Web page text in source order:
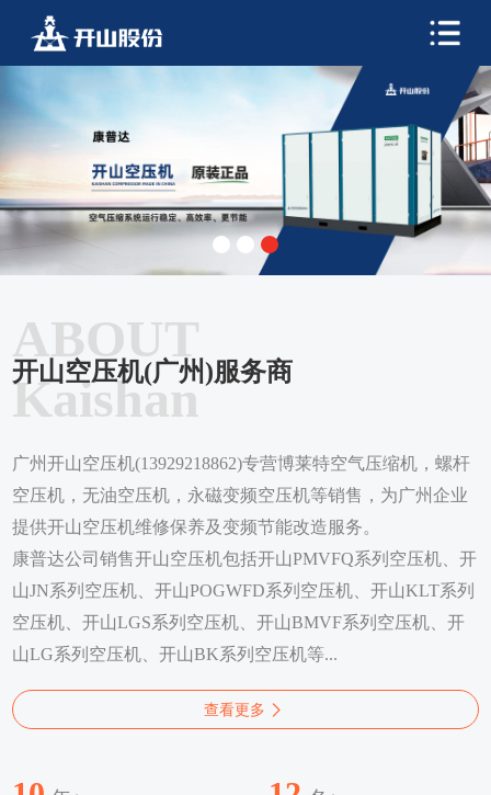
ABOUT
Kaishan
开山空压机(广州)服务商
广州开山空压机(13929218862)专营博莱特空气压缩机，螺杆
空压机，无油空压机，永磁变频空压机等销售，为广州企业
提供开山空压机维修保养及变频节能改造服务。
康普达公司销售开山空压机包括开山PMVFQ系列空压机、开
山JN系列空压机、开山POGWFD系列空压机、开山KLT系列
空压机、开山LGS系列空压机、开山BMVF系列空压机、开
山LG系列空压机、开山BK系列空压机等...
查看更多